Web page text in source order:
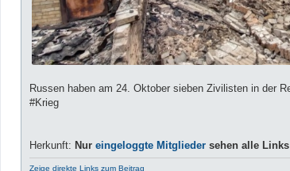
Russen haben am 24. Oktober sieben Zivilisten in der
#Krieg
Herkunft: Nur eingeloggte Mitglieder sehen alle
Zeige direkte Links zum Beitrag